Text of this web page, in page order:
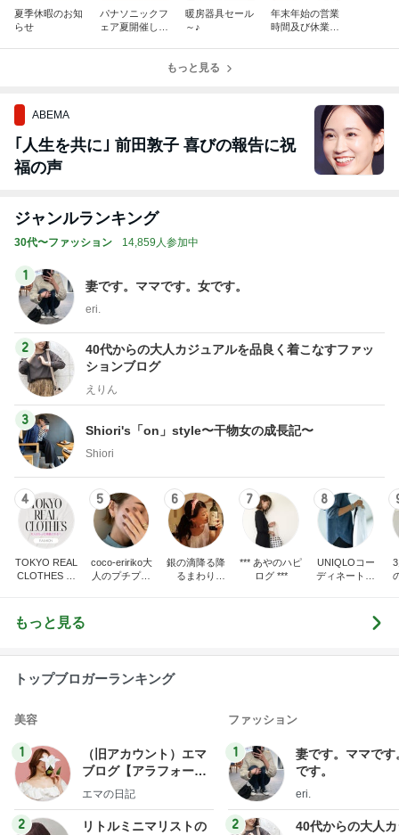
夏季休暇のお知
らせ
パナソニックフ
ェア夏開催しま
暖房器具セール
～♪
年末年始の営業
時間及び休業日
もっと見る
ABEMA
｢人生を共に｣ 前田敦子 喜びの報告に祝
福の声
ジャンルランキング
30代〜ファッション 14,859人参加中
1
妻です。ママです。女です。
eri.
2
40代からの大人カジュアルを品良く着こなすファッ
ションブログ
えりん
3
Shiori's「on」style〜干物女の成長記〜
Shiori
4
TOKYO REAL
CLOTHES 大
5
coco-eririko大
人のプチプラ
6
銀の滴降る降
るまわり
7
*** あやのハピ
ログ ***
8
UNIQLOコー
ディネート日
もっと見る
トップブロガーランキング
美容
1
（旧アカウント）エマ
ブログ【アラフォー会
社売却セカンドライ
エマの日記
2
リトルミニマリストの
ファッション
1
妻です。ママです
です。
eri.
2
40代からの大人